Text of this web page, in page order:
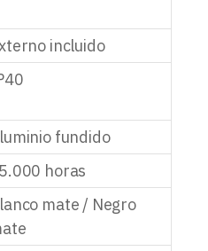
incluido
fundido
horas
mate / Negro